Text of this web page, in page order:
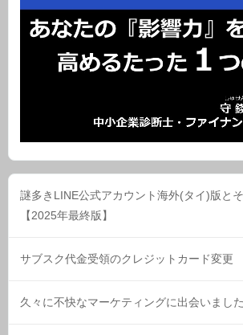
謎多きLINE公式アカウント海外(タイ)版と
【2025年最終版】
サブスク代金受領のクレジットカード変更
久々に不快なマーケティングに出会いました